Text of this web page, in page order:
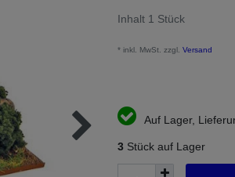
Inhalt 1 Stück
* inkl. MwSt. zzgl. Versand
Auf Lager,
3 Stück auf Lager